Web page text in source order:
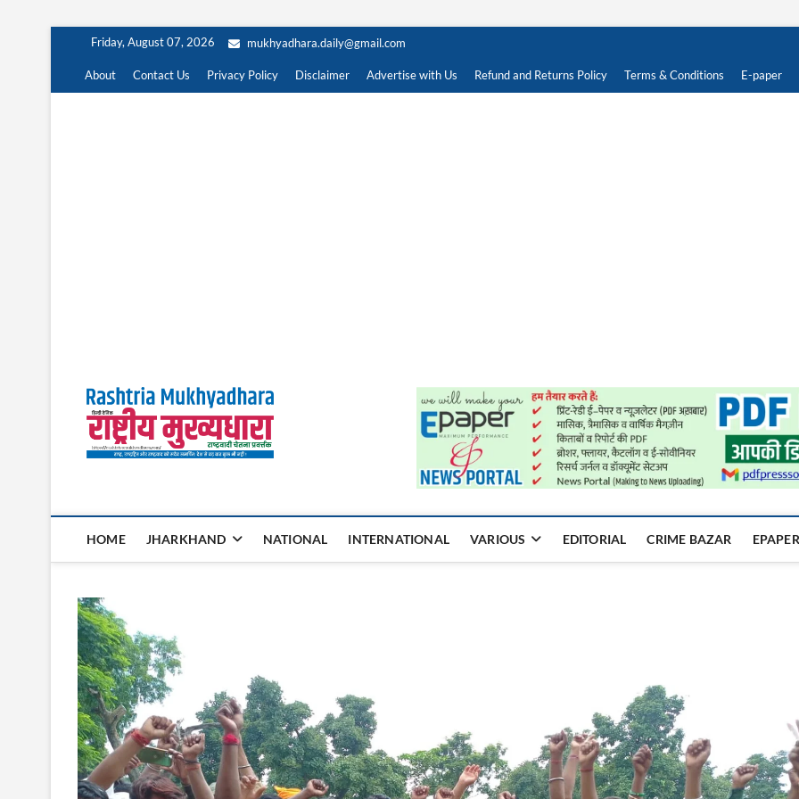
content
Friday, August 07, 2026 mukhyadhara.daily@gmail.com
About Contact Us Privacy Policy Disclaimer Advertise with Us Refund and Returns Policy Terms & Conditions E-paper
Rashtria Mukhyadhara
HOME JHARKHAND NATIONAL INTERNATIONAL VARIOUS EDITORIAL CRIME BAZAR